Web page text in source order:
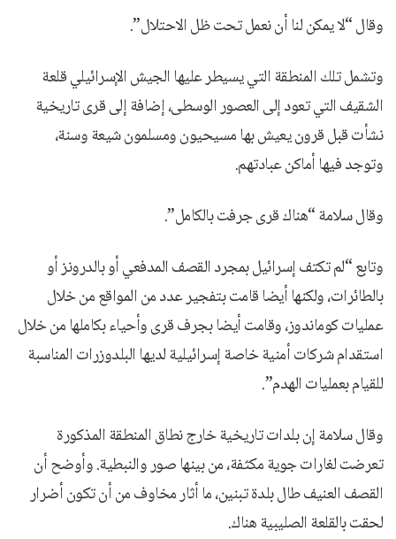
وقال “لا يمكن لنا أن نعمل تحت ظل الاحتلال”.
وتشمل تلك المنطقة التي يسيطر عليها الجيش الإسرائيلي قلعة
الشقيف التي تعود إلى العصور الوسطى، إضافة إلى قرى تاريخية
نشأت قبل قرون يعيش بها مسيحيون ومسلمون شيعة وسنة،
وتوجد فيها أماكن عبادتهم.
وقال سلامة “هناك قرى جرفت بالكامل”.
وتابع “لم تكتف إسرائيل بمجرد القصف المدفعي أو بالدرونز أو
بالطائرات، ولكنها أيضا قامت بتفجير عدد من المواقع من خلال
عمليات كوماندوز، وقامت أيضا بجرف قرى وأحياء بكاملها من خلال
استقدام شركات أمنية خاصة إسرائيلية لديها البلدوزرات المناسبة
للقيام بعمليات الهدم”.
وقال سلامة إن بلدات تاريخية خارج نطاق المنطقة المذكورة
تعرضت لغارات جوية مكثفة، من بينها صور والنبطية. وأوضح أن
القصف العنيف طال بلدة تبنين، ما أثار مخاوف من أن تكون أضرار
لحقت بالقلعة الصليبية هناك.